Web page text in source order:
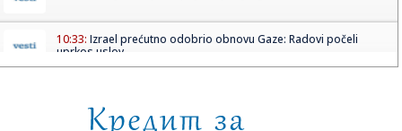
10:33: Izrael prećutno odobrio obnovu Gaze: Radovi počeli
uprkos uslov...